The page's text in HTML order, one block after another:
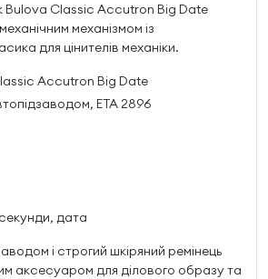
Bulova Classic Accutron Big Date
механізмом із
для цінителів механіки.
Accutron Big Date
ETA 2896
дата
і строгий шкіряний ремінець
аксесуаром для ділового образу та